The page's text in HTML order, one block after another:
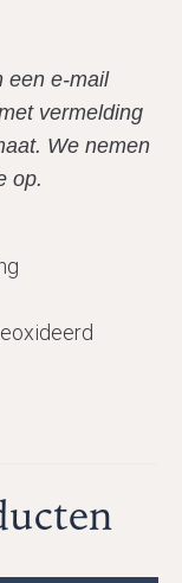
een e-mail
vermelding
We nemen
op.